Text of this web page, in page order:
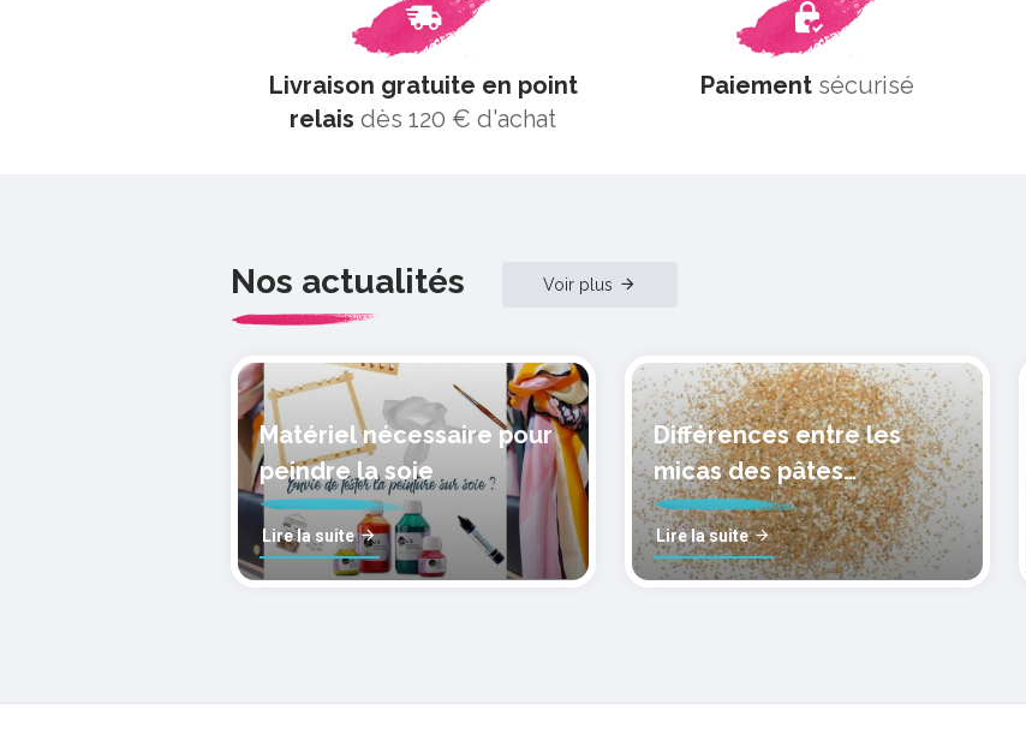
Livraison gratuite en point
relais dès 120 € d'achat
Paiementsécurisé
Nos actualités Voir plus
Matériel nécessaire pour
peindre la soie
Lire la suite
Différences entre les
micas des pâtes
polymères cernit
Lire la suite